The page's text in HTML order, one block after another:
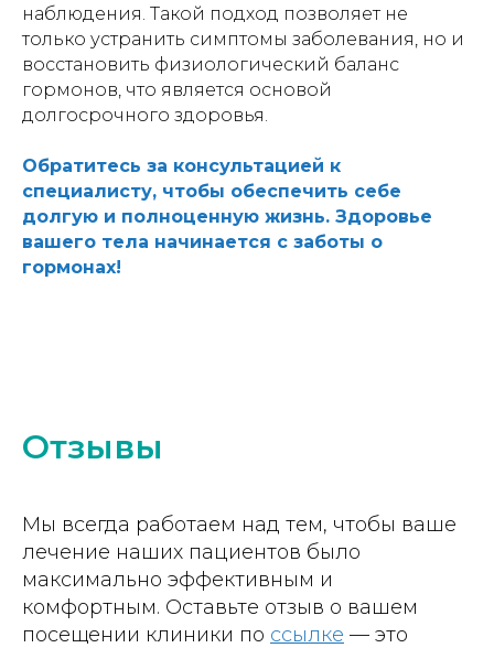
наблюдения. Такой подход позволяет не
только устранить симптомы заболевания, но и
восстановить физиологический баланс
гормонов, что является основой
долгосрочного здоровья.
Обратитесь за консультацией к
специалисту, чтобы обеспечить себе
долгую и полноценную жизнь. Здоровье
вашего тела начинается с заботы о
гормонах!
Отзывы
Мы всегда работаем над тем, чтобы ваше
лечение наших пациентов было
максимально эффективным и
комфортным. Оставьте отзыв о вашем
посещении клиники по ссылке — это